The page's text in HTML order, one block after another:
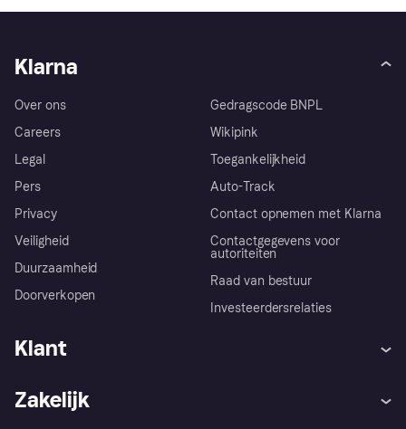
Klarna
Over ons
Careers
Legal
Pers
Privacy
Veiligheid
Duurzaamheid
Doorverkopen
Gedragscode BNPL
Wikipink
Toegankelijkheid
Auto-Track
Contact opnemen met Klarna
Contactgegevens voor
autoriteiten
Raad van bestuur
Investeerdersrelaties
Klant
Zakelijk